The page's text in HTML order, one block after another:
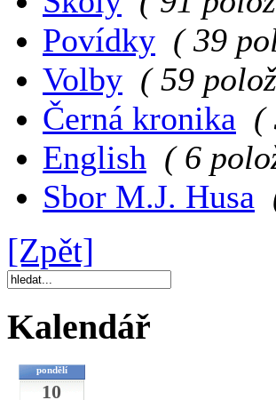
Povídky ( 39
Volby ( 59
Černá kronika (
English ( 6
Sbor M.J. Husa
[Zpět]
Kalendář
pondělí
10